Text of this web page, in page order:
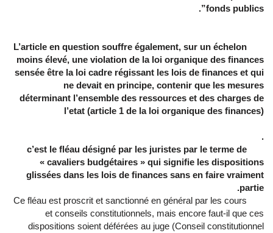
fonds publics”.
L’article en question souffre également, sur un échelon
moins élevé, une violation de la loi organique des finances
sensée être la loi cadre régissant les lois de finances et qui
ne devait en principe, contenir que les mesures
déterminant l’ensemble des ressources et des charges de
l’etat (article 1 de la loi organique des finances)
.
c’est le fléau désigné par les juristes par le terme de
« cavaliers budgétaires » qui signifie les dispositions
glissées dans les lois de finances sans en faire vraiment
partie.
Ce fléau est proscrit et sanctionné en général par les cours
et conseils constitutionnels, mais encore faut-il que ces
dispositions soient déférées au juge (Conseil constitutionnel